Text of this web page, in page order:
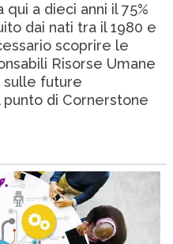
a dieci anni il 75%
dai nati tra il 1980 e
scoprire le
Risorse Umane
sulle future
di Cornerstone